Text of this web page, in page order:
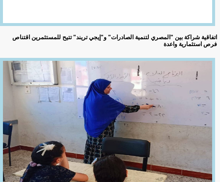
اتفاقية شراكة بين "المصري لتنمية الصادرات" و"إيجي تريند" تتيح للمستثمرين اقتناص
فرص استثمارية واعدة